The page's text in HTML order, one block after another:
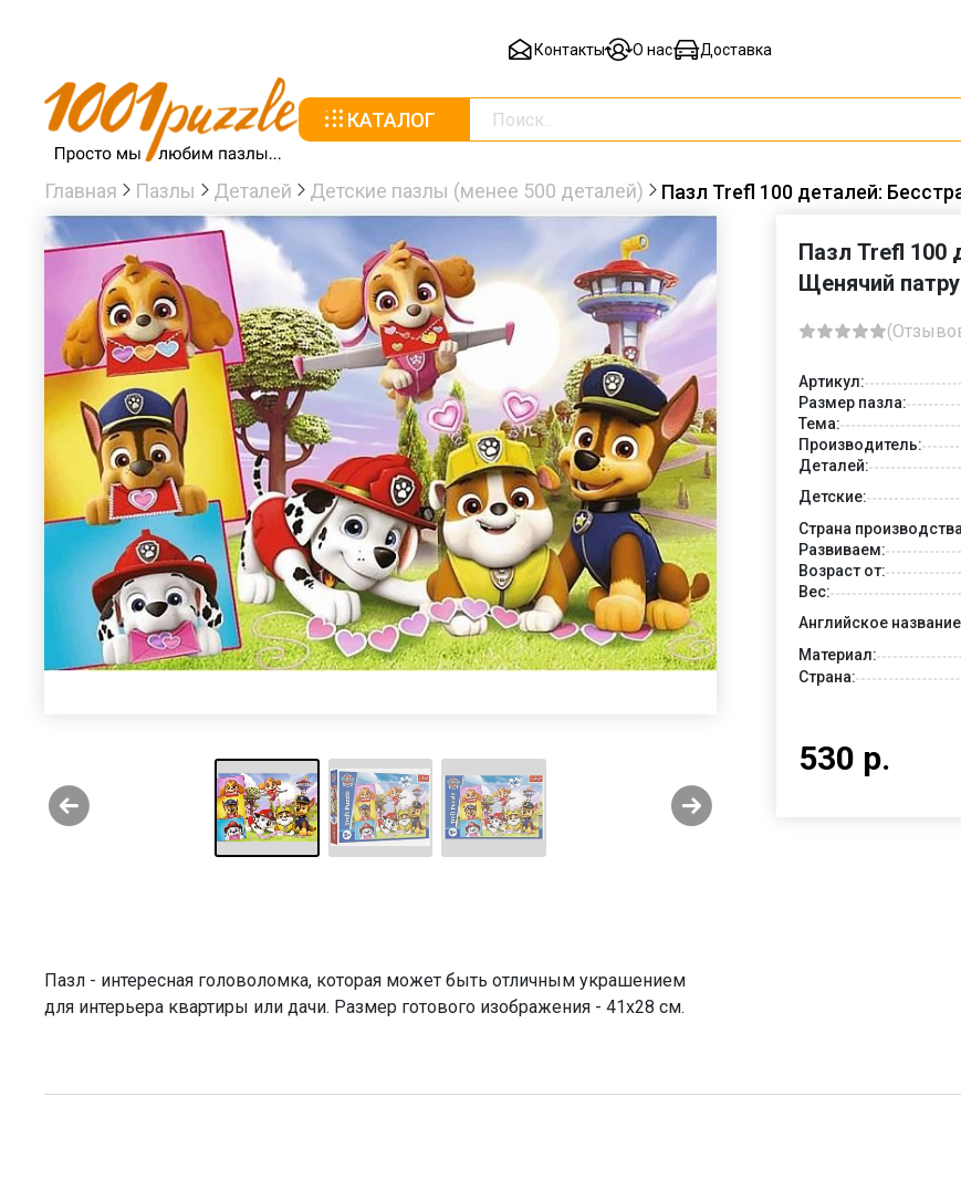
Контакты О нас Доставка
КАТАЛОГ
Главная Пазлы Деталей Детские пазлы (менее 500 деталей) Пазл Trefl 100 деталей:
Пазл - интересная головоломка, которая может быть отличным украшением
для интерьера квартиры или дачи. Размер готового изображения - 41х28 см.
Пазл Trefl 100
Щенячий
Артикул:
Размер пазла:
Тема:
Производитель:
Деталей:
Детские:
Страна
Развиваем:
Возраст от:
Вес:
Английское
Материал:
Страна:
530 р.